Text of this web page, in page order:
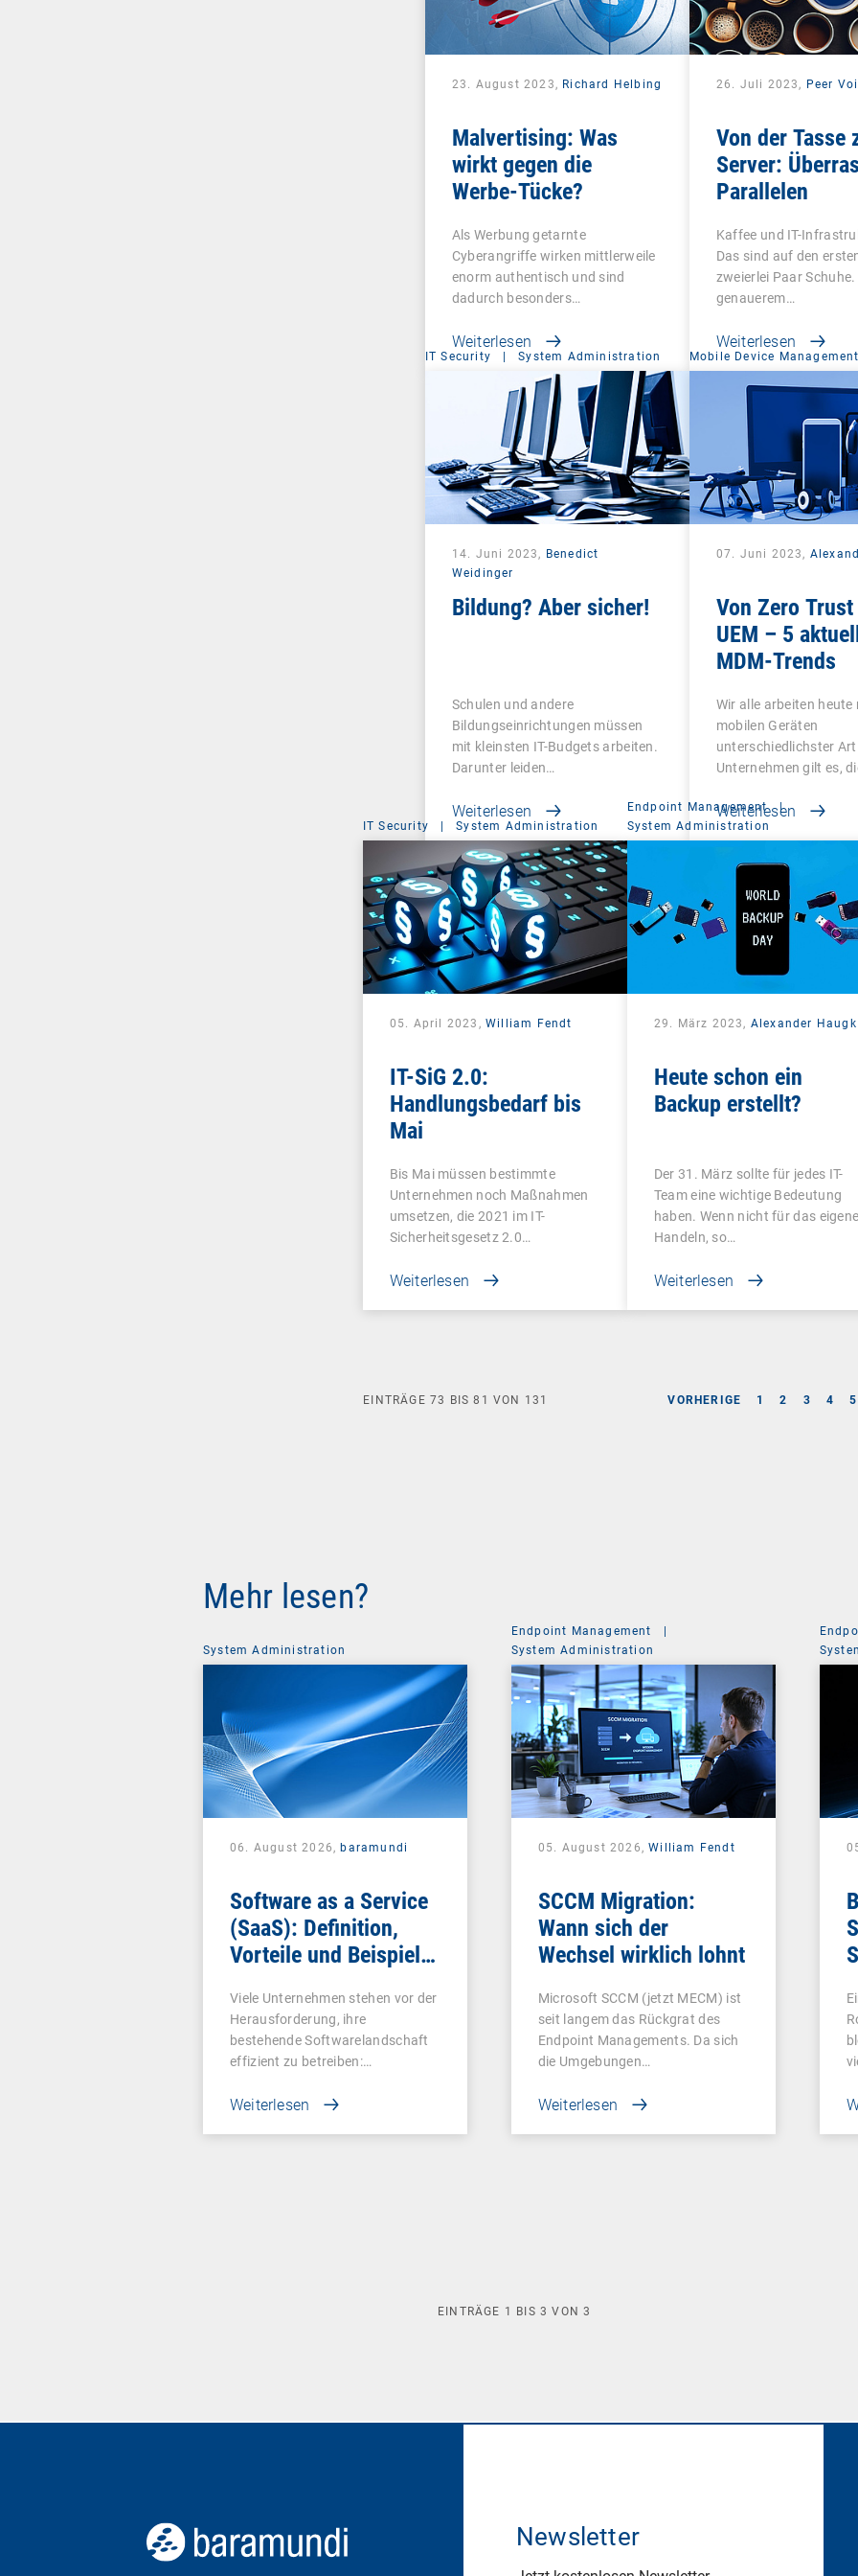
23. August 2023, Richard Helbing
Malvertising: Was
wirkt gegen die
Werbe-Tücke?
Als Werbung getarnte
Cyberangriffe wirken mittlerweile
enorm authentisch und sind
dadurch besonders…
Weiterlesen
26. Juli 2023, Peer
Von der Tasse
Server:
Parallelen
Kaffee und IT-
Das sind auf den
zweierlei Paar
genauerem…
Weiterlesen
IT Security | System Administration
14. Juni 2023, Benedict
Weidinger
Bildung? Aber sicher!
Schulen und andere
Bildungseinrichtungen müssen
mit kleinsten IT-Budgets arbeiten.
Darunter leiden…
Weiterlesen
Mobile Device
07. Juni 2023,
Von Zero
UEM – 5
MDM-Trends
Wir alle arbeiten heute
mobilen Geräten
unterschiedlichster
Unternehmen gilt es,
Weiterlesen
IT Security | System Administration
05. April 2023, William Fendt
IT-SiG 2.0:
Handlungsbedarf bis
Mai
Bis Mai müssen bestimmte
Unternehmen noch Maßnahmen
umsetzen, die 2021 im IT-
Sicherheitsgesetz 2.0…
Weiterlesen
Endpoint Management
|
System Administration
29. März 2023, Alexander Haugk
Heute schon ein
Backup erstellt?
Der 31. März sollte für jedes IT-
Team eine wichtige Bedeutung
haben. Wenn nicht für das
Handeln, so…
Weiterlesen
VORHERIGE 1 2 3 4 5
EINTRÄGE73 BIS81 VON 131
Mehr lesen?
System Administration
06. August 2026,baramundi
Software as a Service
(SaaS): Definition,
Vorteile und Beispiele
Viele Unternehmen stehen vor der
Herausforderung, ihre
bestehende Softwarelandschaft
effizient zu betreiben:…
Weiterlesen
Endpoint Management
|
System Administration
05. August 2026,William Fendt
SCCM Migration:
Wann sich der
Wechsel wirklich lohnt
Microsoft SCCM (jetzt MECM) ist
seit langem das Rückgrat des
Endpoint Managements. Da sich
die Umgebungen…
Weiterlesen
EINTRÄGE 1 BIS3 VON3
Newsletter